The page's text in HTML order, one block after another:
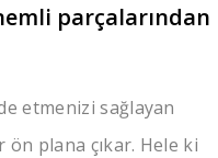
parçalarından
etmenizi sağlayan
ön plana çıkar. Hele ki